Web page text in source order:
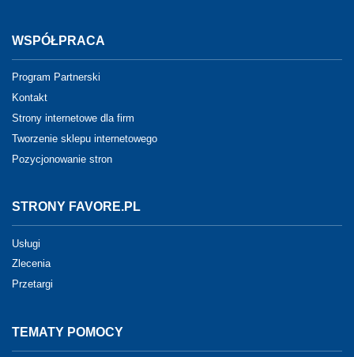
WSPÓŁPRACA
Program Partnerski
Kontakt
Strony internetowe dla firm
Tworzenie sklepu internetowego
Pozycjonowanie stron
STRONY FAVORE.PL
Usługi
Zlecenia
Przetargi
TEMATY POMOCY